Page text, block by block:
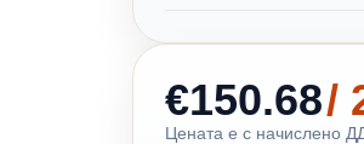
€150.68/
Цената е с начислено